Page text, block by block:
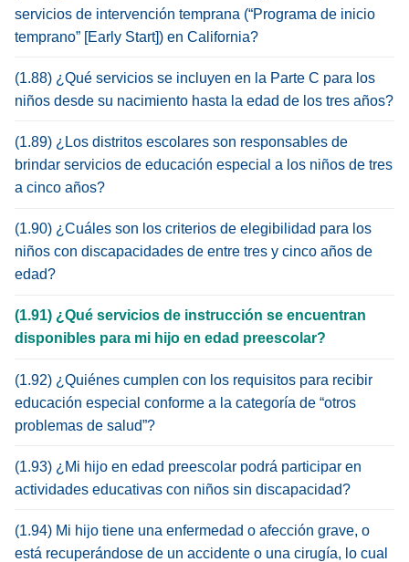
servicios de intervención temprana (“Programa de inicio
temprano” [Early Start]) en California?
(1.88) ¿Qué servicios se incluyen en la Parte C para los
niños desde su nacimiento hasta la edad de los tres años?
(1.89) ¿Los distritos escolares son responsables de
brindar servicios de educación especial a los niños de tres
a cinco años?
(1.90) ¿Cuáles son los criterios de elegibilidad para los
niños con discapacidades de entre tres y cinco años de
edad?
(1.91) ¿Qué servicios de instrucción se encuentran
disponibles para mi hijo en edad preescolar?
(1.92) ¿Quiénes cumplen con los requisitos para recibir
educación especial conforme a la categoría de “otros
problemas de salud”?
(1.93) ¿Mi hijo en edad preescolar podrá participar en
actividades educativas con niños sin discapacidad?
(1.94) Mi hijo tiene una enfermedad o afección grave, o
está recuperándose de un accidente o una cirugía, lo cual